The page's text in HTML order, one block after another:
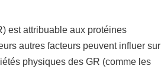
est attribuable aux protéines
autres facteurs peuvent influer sur
physiques des GR (comme les